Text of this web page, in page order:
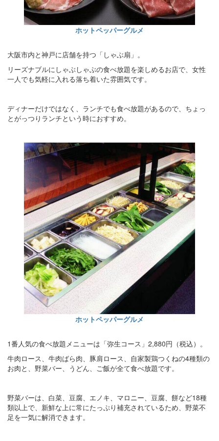
ホットペッパーグルメ
大阪市内と神戸に店舗を持つ「しゃぶ扇」。
リーズナブルにしゃぶしゃぶの食べ放題を楽しめるお店で、女性
一人でも気軽に入れる落ち着いた雰囲気です。
ディナーだけではなく、ランチでも食べ放題があるので、ちょっ
とがっつりランチという時におすすめ。
ホットペッパーグルメ
1番人気の食べ放題メニューは「弥生コース」2,880円（税込）。
牛肉ロース、牛肉ばら肉、豚肩ロース、自家製鶏つくねの4種類の
お肉と、野菜バー、うどん、ご飯が全て食べ放題です。
野菜バーは、白菜、豆腐、エノキ、マロニー、豆腐、餅など18種
類以上で、新鮮な上に常にたっぷり補充されているため、野菜不
足を一気に解消できます。